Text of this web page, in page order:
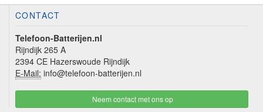
CONTACT
Telefoon-Batterijen.nl
Rijndijk 265 A
2394 CE Hazerswoude Rijndijk
E-Mail: info@telefoon-batterijen.nl
Neem contact met ons op